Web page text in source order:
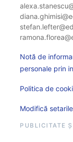
Notă de
personale prin
Politica de
Modifică
PUBLICITATE